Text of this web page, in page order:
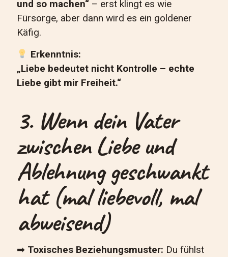
und so machen“ – erst klingt es wie
Fürsorge, aber dann wird es ein goldener
Käfig.
Erkenntnis:
„Liebe bedeutet nicht Kontrolle – echte
Liebe gibt mir Freiheit.“
3. Wenn dein Vater
zwischen Liebe und
Ablehnung geschwankt
hat (mal liebevoll, mal
abweisend)
➡ Toxisches Beziehungsmuster: Du fühlst